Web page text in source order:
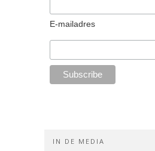
E-mailadres
IN DE MEDIA